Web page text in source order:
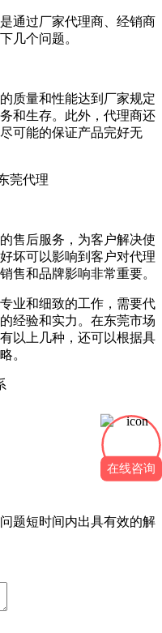
通过厂家代理商、经销商
几个问题。
质量和性能达到厂家规定
和生存。此外，代理商还
可能的保证产品完好无
售后服务，为客户解决使
坏可以影响到客户对代理
售和品牌影响非常重要。
业和细致的工作，需要代
经验和实力。在东莞市场
以上几种，还可以根据具
。
题短时间内出具有效的解
在线咨询